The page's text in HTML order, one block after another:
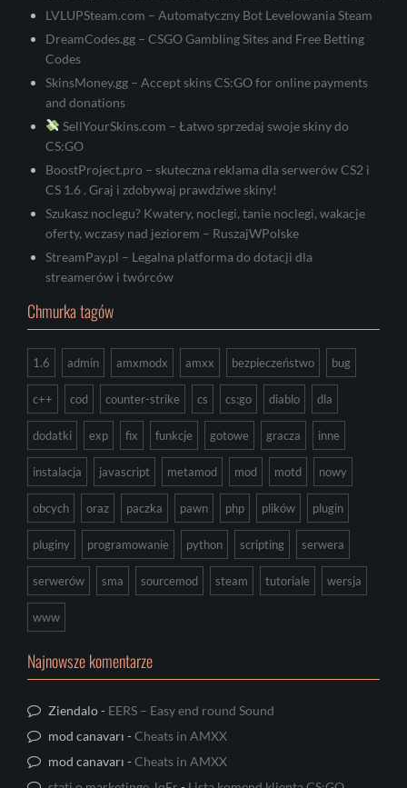
LVLUPSteam.com – Automatyczny Bot Levelowania Steam
DreamCodes.gg – CSGO Gambling Sites and Free Betting
Codes
SkinsMoney.gg – Accept skins CS:GO for online payments
and donations
SellYourSkins.com – Łatwo sprzedaj swoje skiny do
CS:GO
BoostProject.pro – skuteczna reklama dla serwerów CS2 i
CS 1.6 . Graj i zdobywaj prawdziwe skiny!
Szukasz noclegu? Kwatery, noclegi, tanie noclegi, wakacje
oferty, wczasy nad jeziorem – RuszajWPolske
StreamPay.pl – Legalna platforma do dotacji dla
streamerów i twórców
Chmurka tagów
1.6 admin amxmodx amxx bezpieczeństwo bug
c++ cod counter-strike cs cs:go diablo dla
dodatki exp fix funkcje gotowe gracza inne
instalacja javascript metamod mod motd nowy
obcych oraz paczka pawn php plików plugin
pluginy programowanie python scripting serwera
serwerów sma sourcemod steam tutoriale wersja
www
Najnowsze komentarze
Ziendalo- EERS – Easy end round Sound
mod canavarı -Cheats in AMXX
mod canavarı -Cheats in AMXX